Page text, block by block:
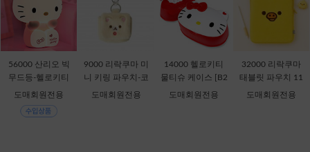
56000 산리오 빅
무드등-헬로키티
[C1-315167]
도매회원전용
9000 리락쿠마 미
니 키링 파우치-코
리락쿠마 [C2-069
도매회원전용
14000 헬로키티
물티슈 케이스 [B2
-378816]
도매회원전용
32000 리락쿠마
태블릿 파우치 11
인치-키이로이토
도매회원전용